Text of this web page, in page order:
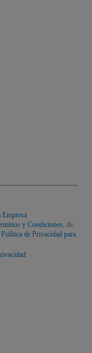
Empresa
y Condiciones, de
Política de Privacidad para